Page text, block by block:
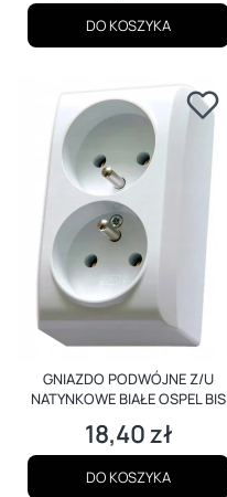
DO KOSZYKA
GNIAZDO PODWÓJNE Z/U
NATYNKOWE BIAŁE OSPEL BIS
Cena
18,40 zł
DO KOSZYKA